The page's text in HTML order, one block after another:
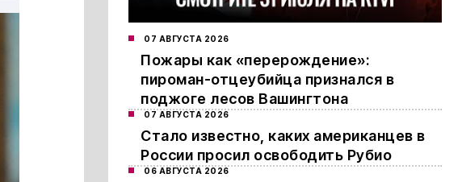
07 АВГУСТА 2026
Пожары как «перерождение»:
пироман-отцеубийца признался в
поджоге лесов Вашингтона
07 АВГУСТА 2026
Стало известно, каких американцев в
России просил освободить Рубио
06 АВГУСТА 2026